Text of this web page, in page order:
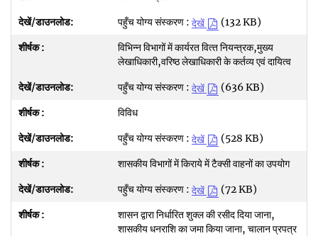
पहुँच योग्य संस्करण : देखें
(132 KB)
विभिन्‍न विभागों में कार्यरत वित्‍त नियन्‍त्रक,मुख्‍य
लेखाधिकारी,वरिष्‍ठ लेखाधिकारी के कर्तव्‍य एवं दायित्‍व
पहुँच योग्य संस्करण : देखें
(636 KB)
विविध
पहुँच योग्य संस्करण : देखें
(528 KB)
शासकीय विभागों में किराये में टैक्‍सी वाहनों का उपयोग
पहुँच योग्य संस्करण : देखें
(72 KB)
शासन द्वारा निर्धारित शुक्‍ल की रसीद दिया जाना,
शासकीय धनराशि का जमा किया जाना, चालान प्रपत्र